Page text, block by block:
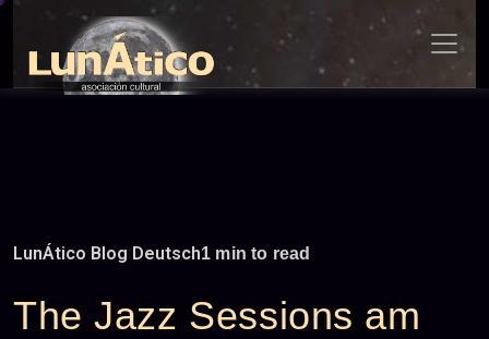
Skip
content
LunÁtico Blog Deutsch1 min to read
The Jazz Sessions am